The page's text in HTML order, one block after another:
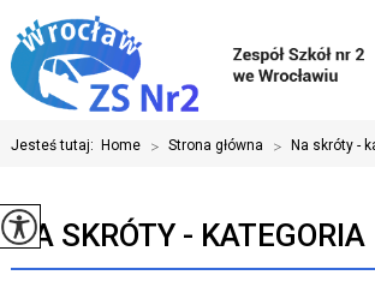
Jesteś tutaj: Home > Strona główna > Na skróty -
NA SKRÓTY - KATEGORIA